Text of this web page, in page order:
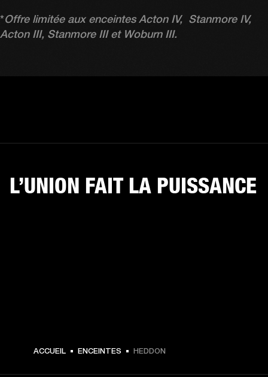
199 € -
*Offre limitée aux enceintes Acton IV,  Stanmore IV,
Acton III, Stanmore III et Woburn III.
L’UNION FAIT LA PUISSANCE
ACCUEIL ENCEINTES HEDDON